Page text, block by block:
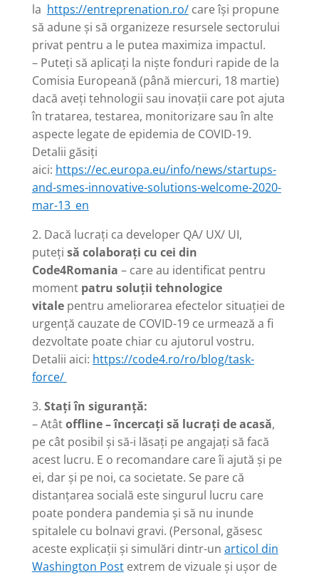
la https://entreprenation.ro/care își propune
să adune și să organizeze resursele sectorului
privat pentru a le putea maximiza impactul.
– Puteți să aplicați la niște fonduri rapide de la
Comisia Europeană (până miercuri, 18 martie)
dacă aveți tehnologii sau inovații care pot ajuta
în tratarea, testarea, monitorizare sau în alte
aspecte legate de epidemia de COVID-19.
Detalii găsiți
aici: https://ec.europa.eu/info/news/startups-
and-smes-innovative-solutions-welcome-2020-
mar-13_en
2. Dacă lucrați ca developer QA/ UX/ UI,
puteți să colaborați cu cei din
Code4Romania – care au identificat pentru
moment patru soluții tehnologice
vitalepentru ameliorarea efectelor situației de
urgență cauzate de COVID-19 ce urmează a fi
dezvoltate poate chiar cu ajutorul vostru.
Detalii aici: https://code4.ro/ro/blog/task-
force/
3. Stați în siguranță:
– Atâtoffline – încercați să lucrați de acasă,
pe cât posibil și să-i lăsați pe angajați să facă
acest lucru. E o recomandare care îi ajută și pe
ei, dar și pe noi, ca societate. Se pare că
distanțarea socială este singurul lucru care
poate pondera pandemia și să nu inunde
spitalele cu bolnavi gravi. (Personal, găsesc
aceste explicații și simulări dintr-un articol din
Washington Postextrem de vizuale și ușor de